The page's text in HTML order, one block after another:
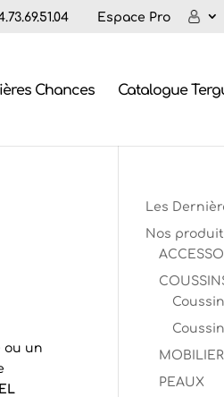
Espace Pro
Chances Catalogue
ou un
Les
Nos
PEAUX